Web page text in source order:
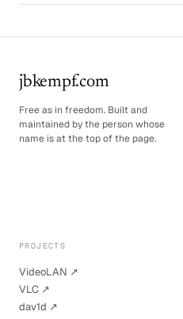
jbkempf.com
Free as in freedom. Built and
maintained by the person whose
name is at the top of the page.
PROJECTS
VideoLAN ↗
VLC ↗
dav1d ↗